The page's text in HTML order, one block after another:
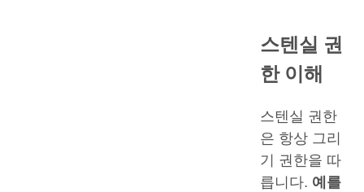
스텐실 권
한 이해
스텐실 권한
은 항상 그리
기 권한을 따
릅니다. 예를